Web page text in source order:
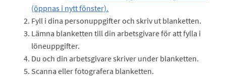
(öppnas i nytt fönster).
Fyll i dina personuppgifter och skriv ut blanketten.
Lämna blanketten till din arbetsgivare för att fylla i
löneuppgifter.
Du och din arbetsgivare skriver under blanketten.
Scanna eller fotografera blanketten.